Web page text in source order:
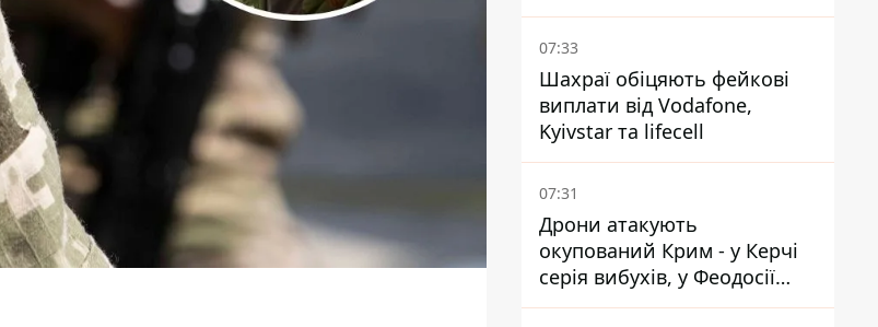
07:33
Шахраї обіцяють фейкові
виплати від Vodafone,
Kyivstar та lifecell
07:31
Дрони атакують
окупований Крим - у Керчі
серія вибухів, у Феодосії
пожежа